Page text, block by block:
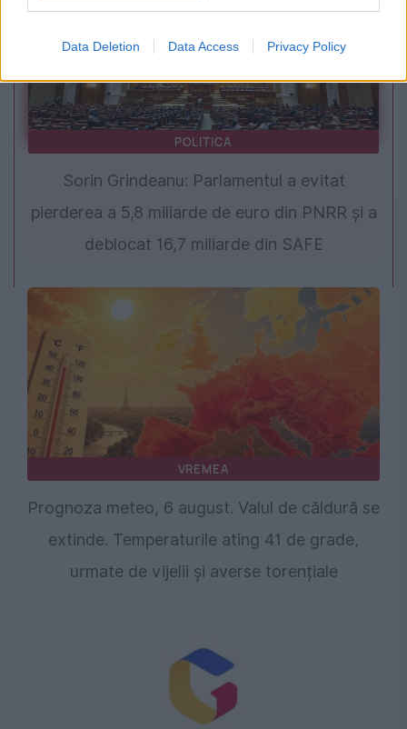
Data Deletion Data Access Privacy Policy
POLITICA
Sorin Grindeanu: Parlamentul a evitat
pierderea a 5,8 miliarde de euro din PNRR și a
deblocat 16,7 miliarde din SAFE
VREMEA
Prognoza meteo, 6 august. Valul de căldură se
extinde. Temperaturile ating 41 de grade,
urmate de vijelii și averse torențiale